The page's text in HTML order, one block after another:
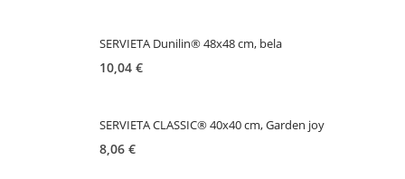
SERVIETA Dunilin® 48x48 cm, bela
10,04 €
SERVIETA CLASSIC® 40x40 cm, Garden joy
8,06 €